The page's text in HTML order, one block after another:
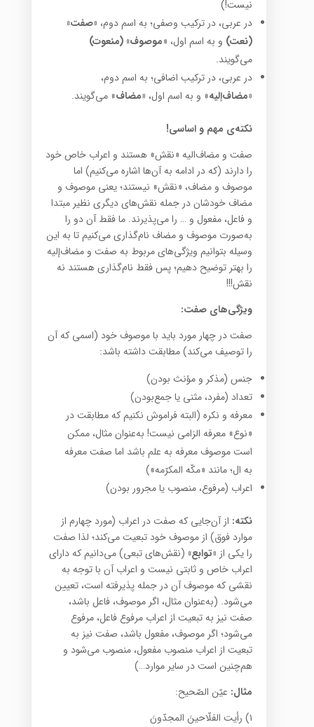
نیست!)
در عربی، در ترکیب وصفی؛ به اسم دوم، «صفت»
(نعت) و به اسم اول، «موصوف» (منعوت)
می‌گویند.
در عربی، در ترکیب اضافی؛ به اسم دوم،
«مضاف‌إلیه» و به اسم اول، «مضاف» می‌گویند.
نکته‌ی مهم و اساسی!
صفت و مضاف‌الیه «نقش» هستند و اعراب خاص خود
را دارند (که در ادامه به آن‌ها اشاره می‌کنیم) اما
موصوف و مضاف، «نقش» نیستند؛ یعنی موصوف و
مضاف خودشان در جمله نقش‌های دیگری نظیر مبتدا
و فاعل، مفعول و … را می‌پذیرند. ما فقط آن دو را
به‌صورت موصوف و مضاف نام‌گذاری می‌کنیم تا به این
وسیله بتوانیم ویژگی‌های مربوط به صفت و مضاف‌إلیه
را بهتر توضیح دهیم؛ پس فقط‌ نام‌گذاری هستند نه
نقش!!!
ویژگی‌های صفت:
صفت در چهار مورد باید با موصوف خود (اسمی که آن
را توصیف می‌کند) مطابقت داشته باشد:
جنس (مذکر و مؤنث بودن)
تعداد (مفرد، مثنی یا جمع‌بودن)
معرفه و نکره (البته فراموش نکنیم که مطابقت در
«نوع» معرفه الزامی نیست! به‌عنوان مثال، ممکن
است موصوف معرفه به علم باشد اما صفت معرفه
به ال؛ مانند «مکّه المکرّمه»)
اعراب (مرفوع، منصوب یا مجرور بودن)
نکته: از آن‌جایی که صفت در اعراب (مورد چهارم از
موارد فوق) از موصوف خود تبعیت می‌کند؛ لذا صفت
را یکی از «توابع» (نقش‌های تبعی) می‌دانیم که دارای
اعراب خاص و ثابتی نیست و اعراب آن با توجه به
نقشی که موصوف آن در جمله پذیرفته است، تعیین
می‌شود. (به‌عنوان مثال، اگر موصوف، فاعل باشد،
صفت نیز به تبعیت از اعراب مرفوع فاعل، مرفوع
می‌شود؛ اگر موصوف، مفعول باشد، صفت نیز به
تبعیت از اعراب منصوب مفعول، منصوب می‌شود و
هم‌چنین است در سایر موارد…)
مثال: عیّن الصّحیح:
۱) رأیت الفلّاحینَ المجدّونَ